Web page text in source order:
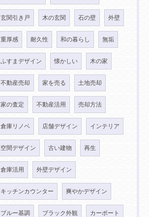
玄関引き戸 木の玄関 石の壁 外壁
重厚感 耐久性 和の暮らし 無垢
ふすまデザイン 懐かしい 木の家
不動産売却 家を売る 土地売却
家の査定 不動産活用 売却方法
倉庫リノベ 店舗デザイン インテリア
空間デザイン 古い建物 再生
倉庫活用 外壁デザイン
キッチンカウンター 爽やかデザイン
ブルー基調 ブラック外観 カーポート